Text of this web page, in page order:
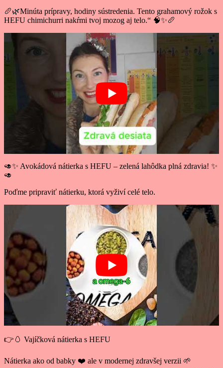
🥖🌿Minúta prípravy, hodiny sústredenia. Tento grahamový rožok s
HEFU chimichurri nakŕmi tvoj mozog aj telo.“ 🧠✨🥖
🥑✨ Avokádová nátierka s HEFU – zelená lahôdka plná zdravia! ✨
🥑
Poďme pripraviť nátierku, ktorá vyživí celé telo.
👉🥚 Vajíčková nátierka s HEFU
Nátierka ako od babky ❤️ ale v modernej zdravšej verzii 🌱